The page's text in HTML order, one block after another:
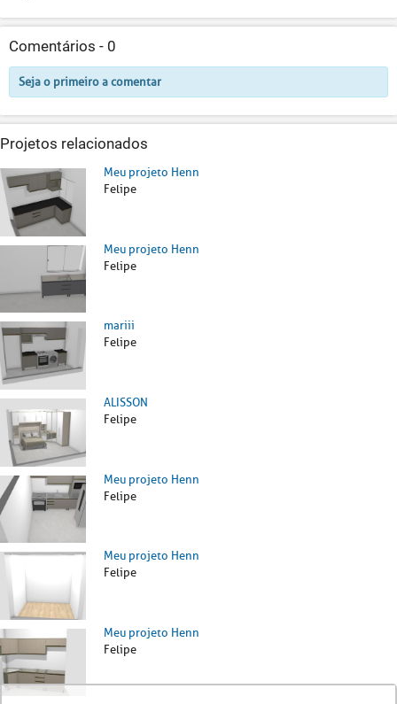
Comentários - 0
Seja o primeiro a comentar
Projetos relacionados
Meu projeto Henn
Felipe
Meu projeto Henn
Felipe
mariii
Felipe
ALISSON
Felipe
Meu projeto Henn
Felipe
Meu projeto Henn
Felipe
Meu projeto Henn
Felipe